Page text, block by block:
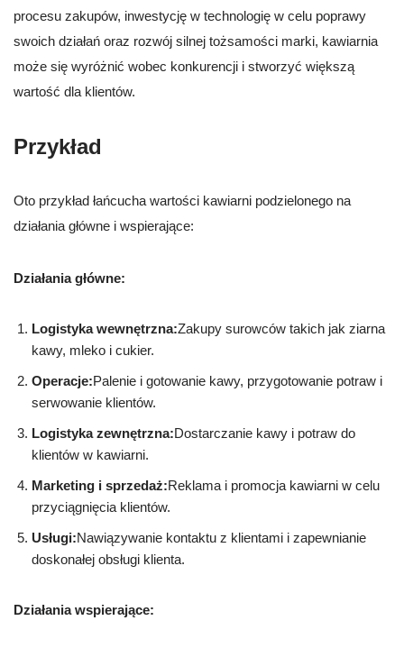
procesu zakupów, inwestycję w technologię w celu poprawy
swoich działań oraz rozwój silnej tożsamości marki, kawiarnia
może się wyróżnić wobec konkurencji i stworzyć większą
wartość dla klientów.
Przykład
Oto przykład łańcucha wartości kawiarni podzielonego na
działania główne i wspierające:
Działania główne:
Logistyka wewnętrzna:Zakupy surowców takich jak ziarna
kawy, mleko i cukier.
Operacje:Palenie i gotowanie kawy, przygotowanie potraw i
serwowanie klientów.
Logistyka zewnętrzna:Dostarczanie kawy i potraw do
klientów w kawiarni.
Marketing i sprzedaż:Reklama i promocja kawiarni w celu
przyciągnięcia klientów.
Usługi:Nawiązywanie kontaktu z klientami i zapewnianie
doskonałej obsługi klienta.
Działania wspierające: